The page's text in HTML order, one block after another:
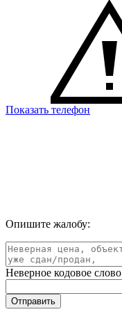
Показать телефон
Опишите жалобу:
Неверное кодовое слово